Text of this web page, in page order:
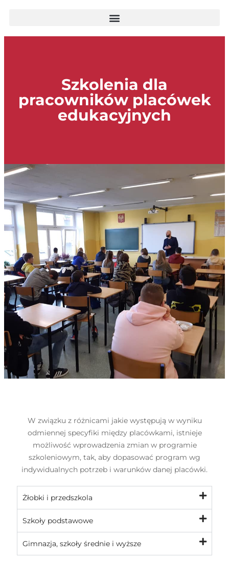
Szkolenia dla
pracowników placówek
edukacyjnych
W związku z różnicami jakie występują w wyniku
odmiennej specyfiki między placówkami, istnieje
możliwość wprowadzenia zmian w programie
szkoleniowym, tak, aby dopasować program wg
indywidualnych potrzeb i warunków danej placówki.
Żłobki i przedszkola
Szkoły podstawowe
Gimnazja, szkoły średnie i wyższe